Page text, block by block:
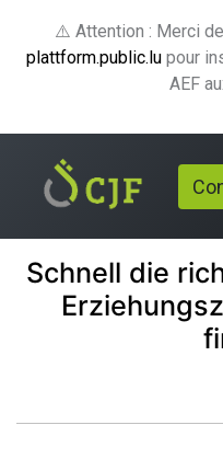
⚠️ Attention : Merci
plattform.public.lu pour
AEF
Schnell die